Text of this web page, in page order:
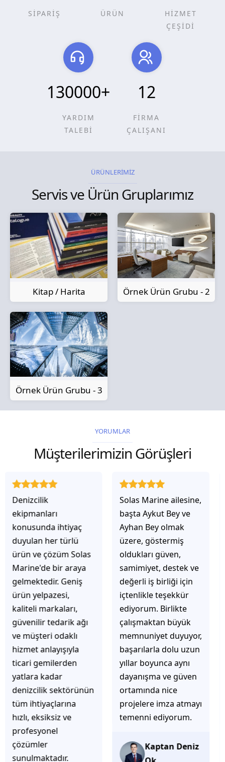
SİPARİŞ ÜRÜN
HİZMET
ÇEŞİDİ
130000+
YARDIM
TALEBİ
12
FİRMA
ÇALIŞANI
ÜRÜNLERİMİZ
Servis ve Ürün Gruplarımız
Kitap / Harita Örnek Ürün Grubu - 2
Örnek Ürün Grubu - 3
YORUMLAR
Müşterilerimizin Görüşleri
Solas Marine ailesine,
başta Aykut Bey ve
Ayhan Bey olmak
üzere, göstermiş
oldukları güven,
samimiyet, destek ve
değerli iş birliği için
içtenlikle teşekkür
ediyorum. Birlikte
çalışmaktan büyük
memnuniyet duyuyor,
başarılarla dolu uzun
yıllar boyunca aynı
dayanışma ve güven
ortamında nice
projelere imza atmayı
temenni ediyorum.
Kaptan Deniz
Solas Marine ile
çalıştığınızda,
işlerinin gerçekten
çözüm üretmeye
odaklı olduğunu
hemen fark
ediyorsunuz.
İhtiyaçlarınıza hızlı ve
doğru çözümler
sunmaya çalışıyorlar.
Müşteri
memnuniyetini ön
planda tutan
yaklaşımları, ilgili
iletişimleri ve
güvenilir hizmet
anlayışları sayesinde
başarılı bir ekip
olduklarını